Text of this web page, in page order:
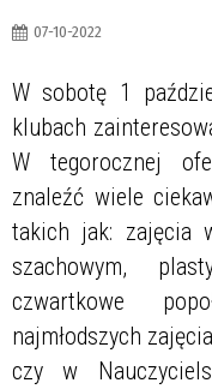
07-10-2022
W sobotę 1
klubach
W tegorocznej
znaleźć wiele
takich jak: zajęcia
szachowym,
czwartkowe
najmłodszych
czy w